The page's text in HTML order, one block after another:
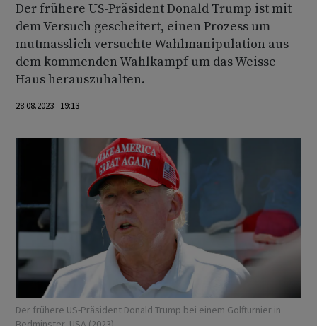
Der frühere US-Präsident Donald Trump ist mit
dem Versuch gescheitert, einen Prozess um
mutmasslich versuchte Wahlmanipulation aus
dem kommenden Wahlkampf um das Weisse
Haus herauszuhalten.
28.08.2023 19:13
Der frühere US-Präsident Donald Trump bei einem Golfturnier in